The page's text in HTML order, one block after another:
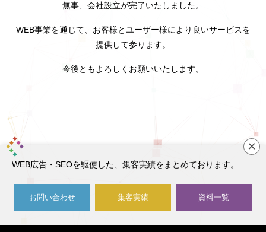
無事、会社設立が完了いたしました。
WEB事業を通じて、お客様とユーザー様により良いサービスを
提供して参ります。
今後ともよろしくお願いいたします。
×
WEB広告・SEOを駆使した、集客実績をまとめております。
お問い合わせ 集客実績 資料一覧